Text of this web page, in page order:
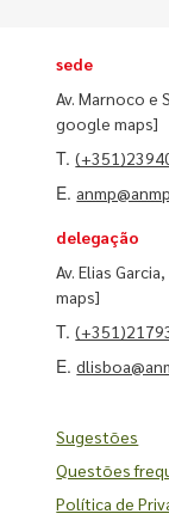
sede
Av. Marnoco e
google maps]
T.
E.
delegação
Av. Elias
maps]
T.
E.
Sugestões
Questões
Política de